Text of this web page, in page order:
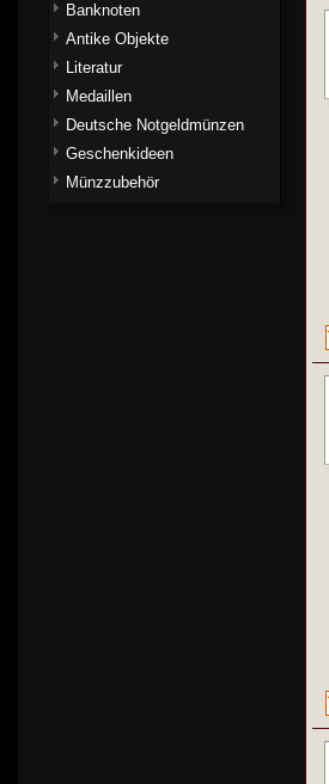
Banknoten
Antike Objekte
Literatur
Medaillen
Deutsche Notgeldmünzen
Geschenkideen
Münzzubehör